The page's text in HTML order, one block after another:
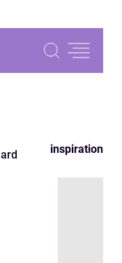
inspiration